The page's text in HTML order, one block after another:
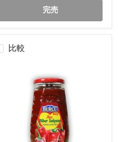
完売
比較